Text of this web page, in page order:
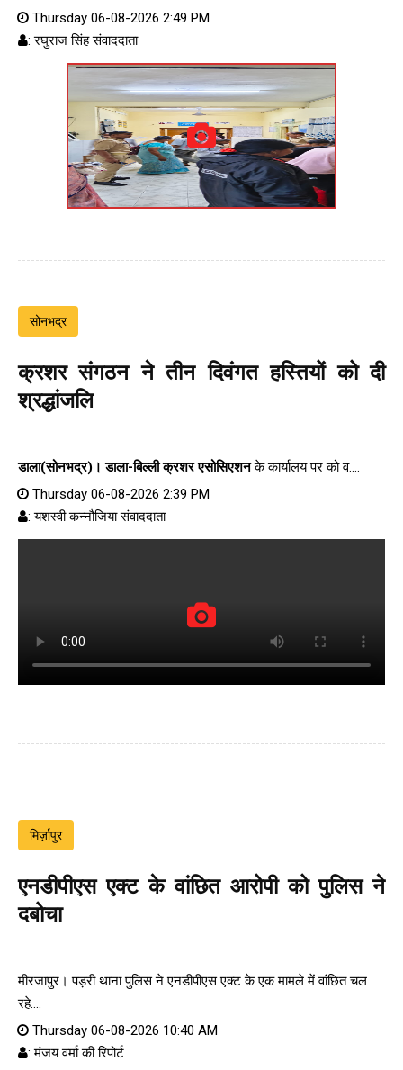
Thursday 06-08-2026 2:49 PM
: रघुराज सिंह संवाददाता
सोनभद्र
क्रशर संगठन ने तीन दिवंगत हस्तियों को दी
श्रद्धांजलि
डाला(सोनभद्र)। डाला-बिल्ली क्रशर एसोसिएशनके कार्यालय पर को व....
Thursday 06-08-2026 2:39 PM
: यशस्वी कन्नौजिया संवाददाता
मिर्ज़ापुर
एनडीपीएस एक्ट के वांछित आरोपी को पुलिस ने
दबोचा
मीरजापुर। पड़री थाना पुलिस ने एनडीपीएस एक्ट के एक मामले में वांछित चल
रहे....
Thursday 06-08-2026 10:40 AM
: मंजय वर्मा की रिपोर्ट